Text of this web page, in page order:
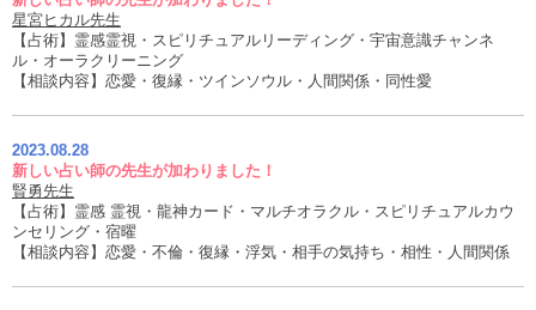
星宮ヒカル先生
【占術】霊感霊視・スピリチュアルリーディング・宇宙意識チャンネ
ル・オーラクリーニング
【相談内容】恋愛・復縁・ツインソウル・人間関係・同性愛
2023.08.28
新しい占い師の先生が加わりました！
賢勇先生
【占術】霊感 霊視・龍神カード・マルチオラクル・スピリチュアルカウ
ンセリング・宿曜
【相談内容】恋愛・不倫・復縁・浮気・相手の気持ち・相性・人間関係